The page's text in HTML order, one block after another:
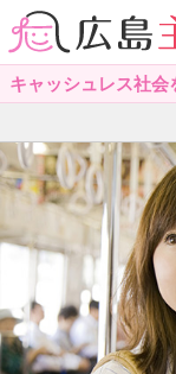
キャッシュレス社